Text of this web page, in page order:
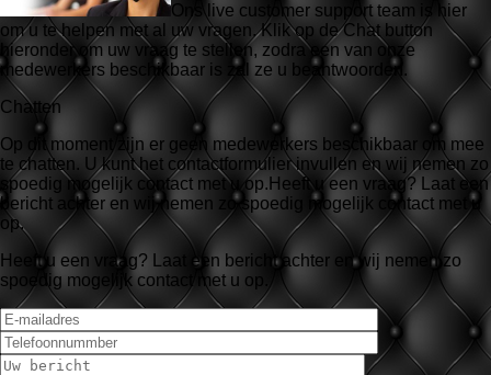
Ons live customer support team is hier
om u te helpen met al uw vragen. Klik op de Chat button
hieronder om uw vraag te stellen, zodra een van onze
medewerkers beschikbaar is zal ze u beantwoorden.
Chatten
Op dit moment zijn er geen medewerkers beschikbaar om mee
te chatten. U kunt het contactformulier invullen en wij nemen zo
spoedig mogelijk contact met u op.Heeft u een vraag? Laat een
bericht achter en wij nemen zo spoedig mogelijk contact met u
op.
Heeft u een vraag? Laat een bericht achter en wij nemen zo
spoedig mogelijk contact met u op.